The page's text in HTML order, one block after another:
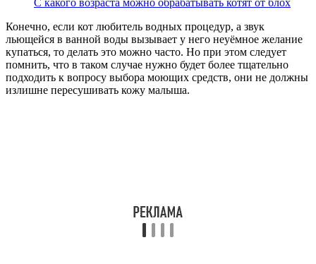
С какого возраста можно обрабатывать котят от блох
Конечно, если кот любитель водных процедур, а звук
льющейся в ванной воды вызывает у него неуёмное желание
купаться, то делать это можно часто. Но при этом следует
помнить, что в таком случае нужно будет более тщательно
подходить к вопросу выбора моющих средств, они не должны
излишне пересушивать кожу малыша.